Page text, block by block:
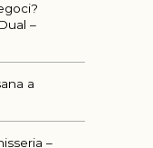
–
a
–